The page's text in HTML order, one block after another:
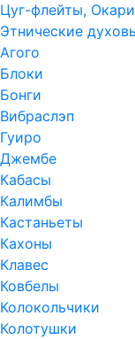
Цуг-флейты,
Этнические
Агого
Блоки
Бонги
Вибраслэп
Гуиро
Джембе
Кабасы
Калимбы
Кастаньеты
Кахоны
Клавес
Ковбелы
Колокольчики
Колотушки